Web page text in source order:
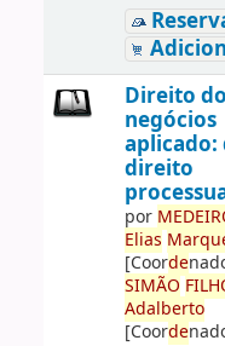
Direito
negócios
aplicado:
direito
por MEDE
Elias
[Coorde
SIMÃO
Adalberto
[Coorde